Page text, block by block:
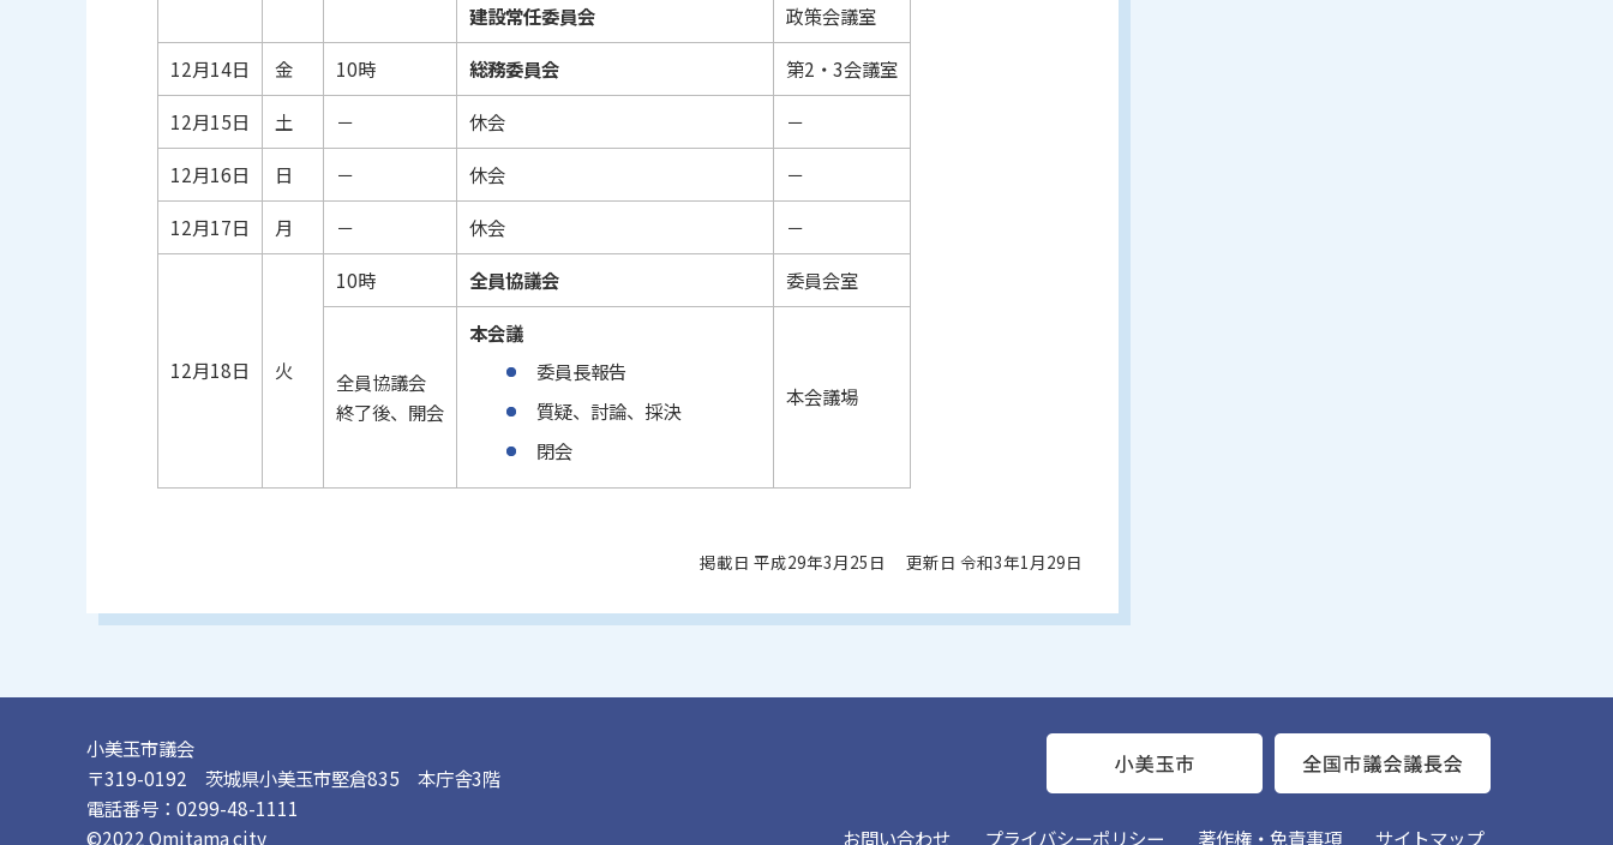
建設常任委員会
政策会議室
12月14日
金 10時 総務委員会
第2・3会議室
12月15日
土 － 休会
－
12月16日
日 － 休会
－
12月17日
月 － 休会 －
12月18日 火
10時 全員協議会 委員会室
全員協議会
終了後、開会
本会議
委員長報告
質疑、討論、採決
閉会
本会議場
掲載日 平成29年3月25日 更新日 令和3年1月29日
小美玉市議会
〒319-0192 茨城県小美玉市堅倉835 本庁舎3階
電話番号：0299-48-1111
©2022 Omitama city
お問い合わせ プライバシーポリシー 著作権・免責事項 サイトマップ